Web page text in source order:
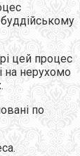
цей процес
на нерухомо
по